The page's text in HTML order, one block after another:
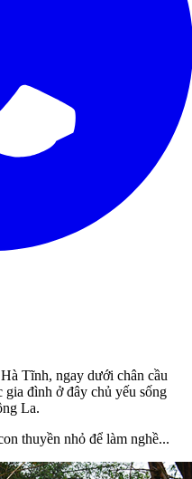
Tĩnh, ngay dưới chân cầu
đình ở đây chủ yếu sống
La.
thuyền nhỏ để làm nghề...